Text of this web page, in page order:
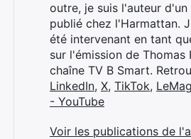
outre, je suis l'auteur d'un
publié chez l'Harmattan.
été intervenant en tant
sur l'émission de Thomas
chaîne TV B Smart.
LinkedIn, X, TikTok,
- YouTube
Voir les publications de